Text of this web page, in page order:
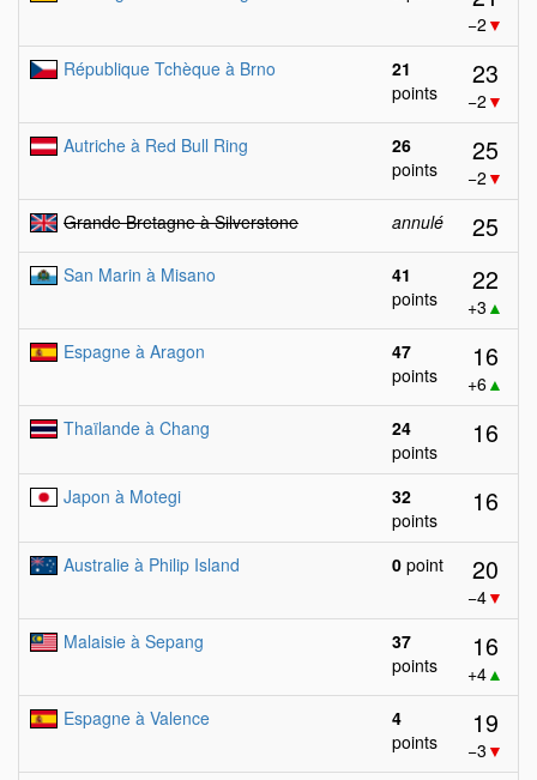
−2 ▼
République Tchèque à Brno
21
points
23
−2 ▼
Autriche à Red Bull Ring
26
points
25
−2 ▼
Grande Bretagne à Silverstone
annulé 25
San Marin à Misano
41
points
22
+3 ▲
Espagne à Aragon
47
points
16
+6▲
Thaïlande à Chang
24
points
16
Japon à Motegi
32
points
16
Australie à Philip Island 0 point 20
−4▼
Malaisie à Sepang
37
points
16
+4▲
Espagne à Valence
4
points
19
−3 ▼